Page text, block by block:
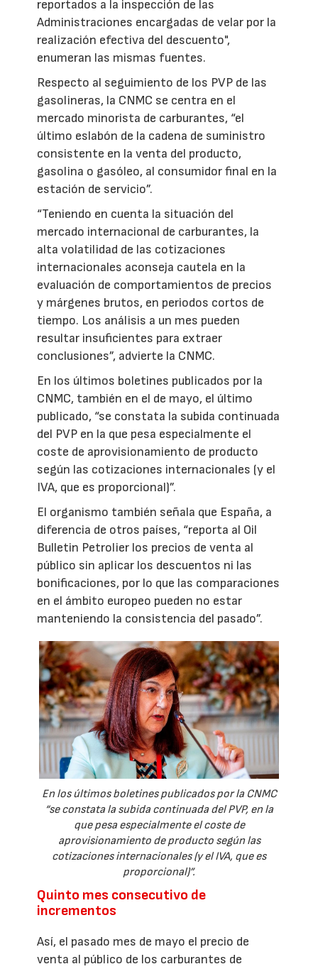
reportados a la inspección de las
Administraciones encargadas de velar por la
realización efectiva del descuento",
enumeran las mismas fuentes.
Respecto al seguimiento de los PVP de las
gasolineras, la CNMC se centra en el
mercado minorista de carburantes, “el
último eslabón de la cadena de suministro
consistente en la venta del producto,
gasolina o gasóleo, al consumidor final en la
estación de servicio”.
“Teniendo en cuenta la situación del
mercado internacional de carburantes, la
alta volatilidad de las cotizaciones
internacionales aconseja cautela en la
evaluación de comportamientos de precios
y márgenes brutos, en periodos cortos de
tiempo. Los análisis a un mes pueden
resultar insuficientes para extraer
conclusiones”, advierte la CNMC.
En los últimos boletines publicados por la
CNMC, también en el de mayo, el último
publicado, “se constata la subida continuada
del PVP en la que pesa especialmente el
coste de aprovisionamiento de producto
según las cotizaciones internacionales (y el
IVA, que es proporcional)”.
El organismo también señala que España, a
diferencia de otros países, “reporta al Oil
Bulletin Petrolier los precios de venta al
público sin aplicar los descuentos ni las
bonificaciones, por lo que las comparaciones
en el ámbito europeo pueden no estar
manteniendo la consistencia del pasado”.
En los últimos boletines publicados por la CNMC
“se constata la subida continuada del PVP, en la
que pesa especialmente el coste de
aprovisionamiento de producto según las
cotizaciones internacionales (y el IVA, que es
proporcional)”.
Quinto mes consecutivo de
incrementos
Así, el pasado mes de mayo el precio de
venta al público de los carburantes de